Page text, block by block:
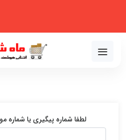
لطفا شماره پیگیری یا شماره